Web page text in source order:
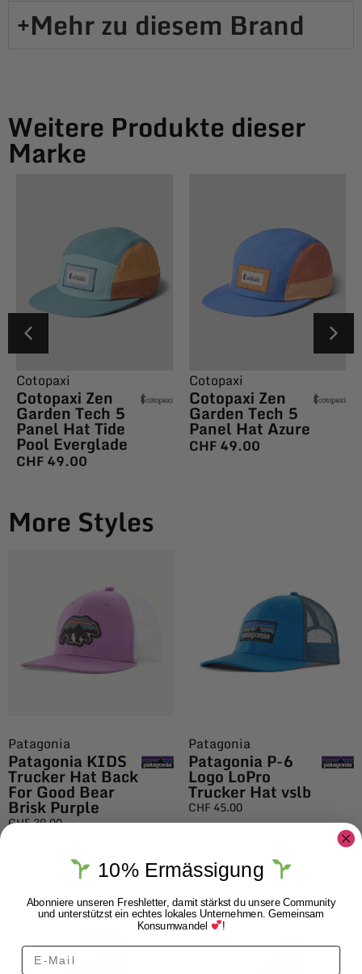
Mehr zu diesem Brand​
Weitere Produkte dieser
Marke
Cotopaxi
Cotopaxi Zen
Garden Tech 5
Panel Hat Tide
Pool Everglade
CHF49.00
Cotopaxi
Cotopaxi Zen
Garden Tech 5
Panel Hat Azure
CHF49.00
More Styles
Patagonia
Patagonia KIDS
Trucker Hat Back
For Good Bear
Brisk Purple
CHF39.00
Patagonia
Patagonia P-6
Logo LoPro
Trucker Hat vslb
CHF 45.00
10% Ermässigung
Abonniere unseren Freshletter, damit stärkst du unsere Community
und unterstützst ein echtes lokales Unternehmen. Gemeinsam
Konsumwandel !